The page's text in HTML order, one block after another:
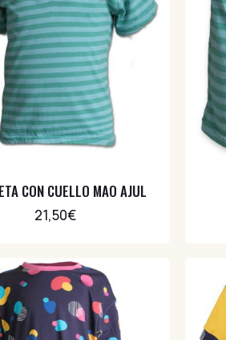
CON CUELLO MAO AJUL
21,50€